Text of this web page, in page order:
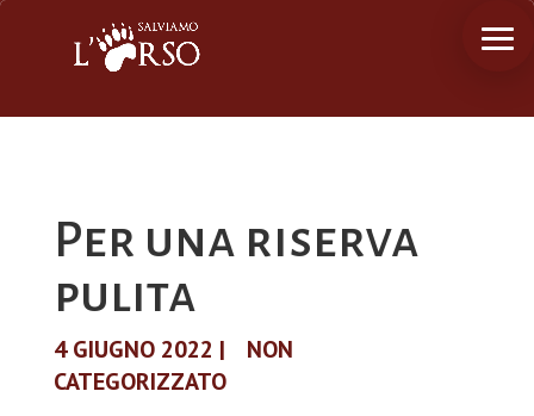
Per una riserva
pulita
4 GIUGNO 2022 |
NON
CATEGORIZZATO